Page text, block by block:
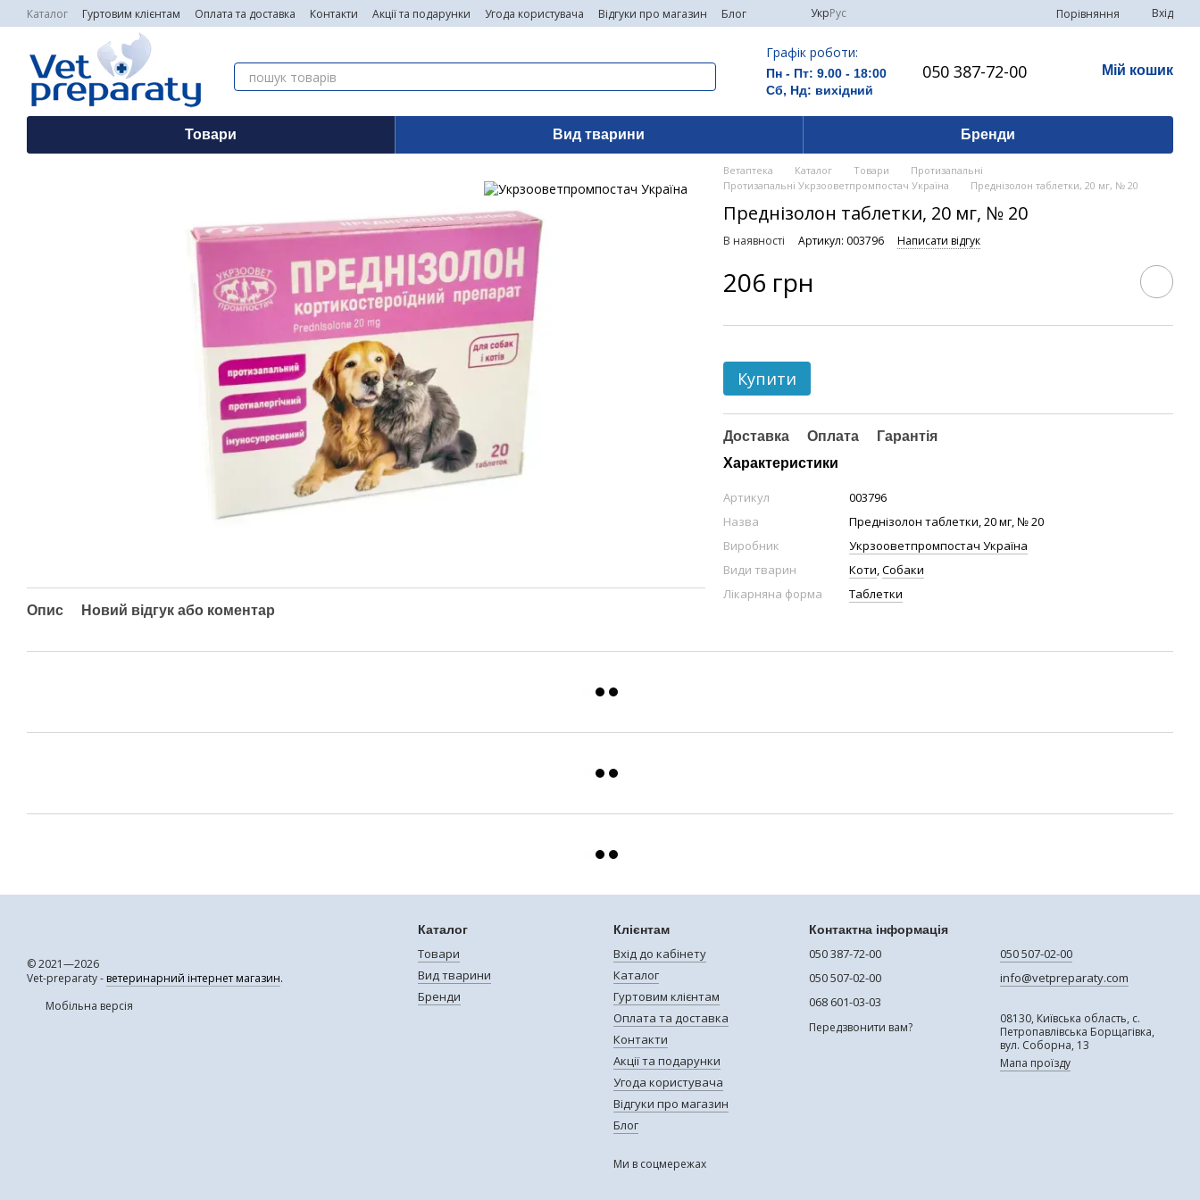
Перейти до основного контенту
Каталог Гуртовим клієнтам Оплата та доставка Контакти Акції та подарунки Угода користувача Відгуки про магазин Блог УкрРус Порівняння Вхід
Графік роботи:
Пн - Пт: 9.00 - 18:00
Сб, Нд: вихідний
050 387-72-00 Мій кошик
Товари Вид тварини Бренди
Опис Новий відгук або коментар
Ветаптека Каталог Товари
Протизапальні
Протизапальні Укрзооветпромпостач Україна
Преднізолон таблетки, 20 мг, № 20
Преднізолон таблетки, 20 мг, № 20
В наявності Артикул: 003796 Написати відгук
206 грн
Купити
Доставка Оплата
Гарантія
Характеристики
Артикул
003796
Назва
Преднізолон таблетки, 20 мг, № 20
Виробник
Укрзооветпромпостач Україна
Види тварин
Коти,Собаки
Лікарняна форма
Таблетки
© 2021—2026
Vet-preparaty - ветеринарний інтернет магазин.
Мобільна версія
Каталог
Товари
Вид тварини
Бренди
Клієнтам
Вхід до кабінету
Каталог
Гуртовим клієнтам
Оплата та доставка
Контакти
Акції та подарунки
Угода користувача
Відгуки про магазин
Блог
Ми в соцмережах
Контактна інформація
050 387-72-00
050 507-02-00
068 601-03-03
Передзвонити вам?
050 507-02-00
info@vetpreparaty.com
08130, Київська область, с.
Петропавлівська Борщагівка,
вул. Соборна, 13
Мапа проїзду